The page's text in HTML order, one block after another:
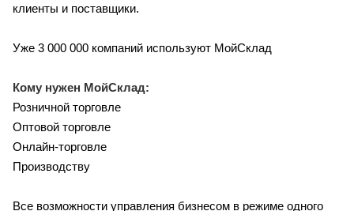
клиенты и поставщики.
Уже 3 000 000 компаний используют МойСклад
Кому нужен МойСклад:
Розничной торговле
Оптовой торговле
Онлайн-торговле
Производству
Все возможности управления бизнесом в режиме одного